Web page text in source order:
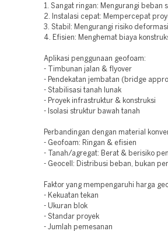
1. Sangat ringan: Mengurangi beban
2. Instalasi cepat: Mempercepat
3. Stabil: Mengurangi risiko deformasi.
4. Efisien: Menghemat biaya
Aplikasi penggunaan geofoam:
- Timbunan jalan & flyover
- Pendekatan jembatan (bridge
- Stabilisasi tanah lunak
- Proyek infrastruktur & konstruksi
- Isolasi struktur bawah tanah
Perbandingan dengan material
- Geofoam: Ringan & efisien
- Tanah/agregat: Berat & berisiko
- Geocell: Distribusi beban, bukan
Faktor yang mempengaruhi harga
- Kekuatan tekan
- Ukuran blok
- Standar proyek
- Jumlah pemesanan